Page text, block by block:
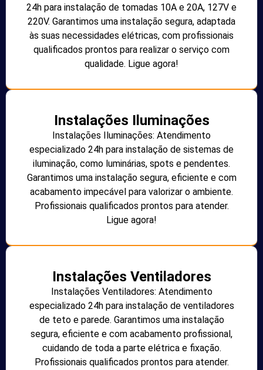
24h para instalação de tomadas 10A e 20A, 127V e
220V. Garantimos uma instalação segura, adaptada
às suas necessidades elétricas, com profissionais
qualificados prontos para realizar o serviço com
qualidade. Ligue agora!
Instalações Iluminações
Instalações Iluminações: Atendimento
especializado 24h para instalação de sistemas de
iluminação, como luminárias, spots e pendentes.
Garantimos uma instalação segura, eficiente e com
acabamento impecável para valorizar o ambiente.
Profissionais qualificados prontos para atender.
Ligue agora!
Instalações Ventiladores
Instalações Ventiladores: Atendimento
especializado 24h para instalação de ventiladores
de teto e parede. Garantimos uma instalação
segura, eficiente e com acabamento profissional,
cuidando de toda a parte elétrica e fixação.
Profissionais qualificados prontos para atender.